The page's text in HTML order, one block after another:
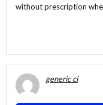
without prescription
generic ci